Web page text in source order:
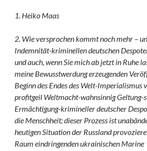
1. Heiko Maas
2. Wie versprochen kommt noch mehr –
Indemnität-kriminellen deutschen
und auch, wenn Sie mich ab jetzt in Ruhe
meine Bewusstwerdung erzeugenden
Beginn des Endes des Welt-
profitgeil Weltmacht-wahnsinnig
Ermächtigung-krimineller deutscher
die Menschheit; dieser Prozess ist
heutigen Situation der Russland
Raum eindringenden ukrainischen Marine